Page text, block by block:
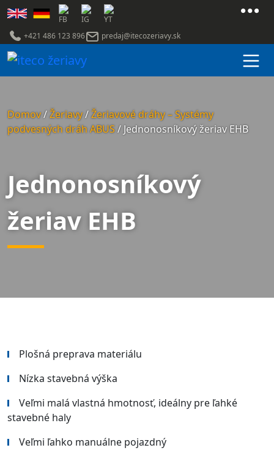
+421 486 123 896 predaj@itecozeriavy.sk
Na stiahnutie
Domov/Žeriavy/Žeriavové dráhy – Systémy
podvesných dráh ABUS/Jednonosníkový žeriav EHB
Jednonosníkový
žeriav EHB
Plošná preprava materiálu
Nízka stavebná výška
Veľmi malá vlastná hmotnosť, ideálny pre ľahké
stavebné haly
Veľmi ľahko manuálne pojazdný